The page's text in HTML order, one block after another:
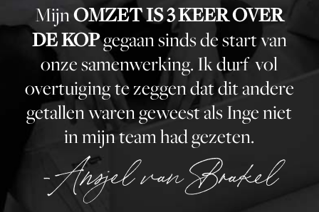
MijnOMZET IS 3 KEER OVER
DE KOPgegaan sinds de start van
onze samenwerking. Ik durf vol
overtuiging te zeggen dat dit andere
getallen waren geweest als Inge niet
in mijn team had gezeten.
-Ansjel van Brakel